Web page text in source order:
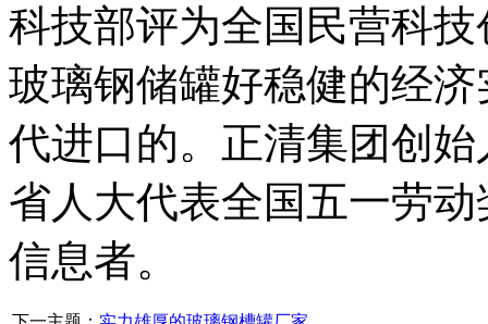
科技部评为全国民营科
玻璃钢储罐好稳健的经
代进口的。正清集团创
省人大代表全国五一劳
信息者。